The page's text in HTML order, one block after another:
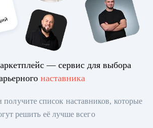
— сервис для выбора
наставника
получите список наставников, которые
решить её лучше всего